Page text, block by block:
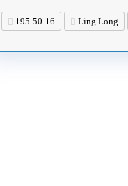
195-50-16 Ling Long